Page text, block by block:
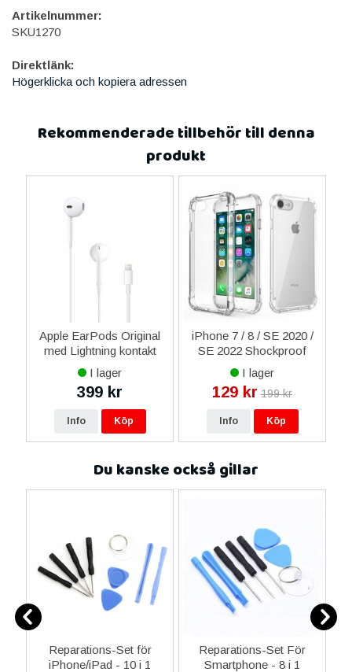
Artikelnummer:
SKU1270
Direktlänk:
Högerklicka och kopiera adressen
Rekommenderade tillbehör till denna
produkt
Apple EarPods Original
med Lightning kontakt
MMTN2ZM/A
I lager
399 kr
Info Köp
iPhone 7 / 8 / SE 2020 /
SE 2022 Shockproof
Skal TPU - Transparent
I lager
129 kr 199 kr
Info Köp
Du kanske också gillar
Reparations-Set för
iPhone/iPad - 10 i 1
Reparations-Set För
Smartphone - 8 i 1